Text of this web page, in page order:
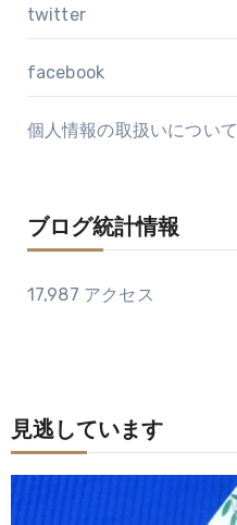
twitter
facebook
個人情報の取扱いについて
ブログ統計情報
17,987 アクセス
見逃しています